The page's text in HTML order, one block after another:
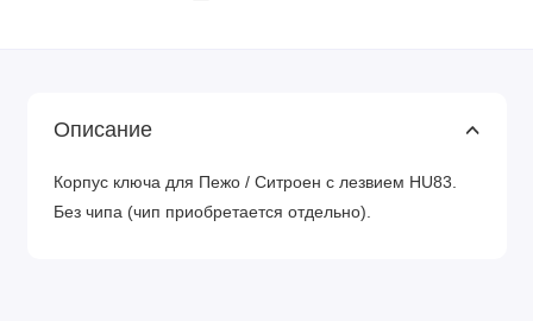
Описание
Корпус ключа для Пежо / Ситроен с лезвием HU83.
Без чипа (чип приобретается отдельно).